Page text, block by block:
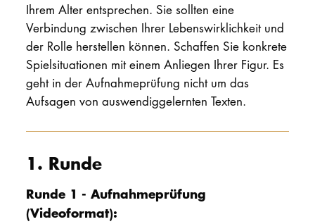
Ihrem Alter entsprechen. Sie sollten eine
Verbindung zwischen Ihrer Lebenswirklichkeit und
der Rolle herstellen können. Schaffen Sie konkrete
Spielsituationen mit einem Anliegen Ihrer Figur. Es
geht in der Aufnahmeprüfung nicht um das
Aufsagen von auswendiggelernten Texten.
1. Runde
Runde 1 - Aufnahmeprüfung
(Videoformat):